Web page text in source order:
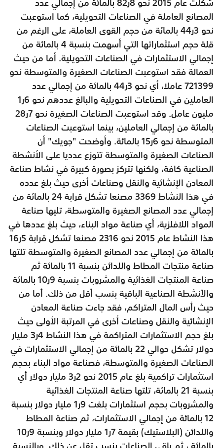
المصانع العاملة في الصناعات التحويلية، كما استوعبت
نحو 3ر44 بالمائة من حجم القوى العاملة، على الرغم من
قلة حجم استثماراتها التي أسهمت بنسبة 4 بالمائة من
إجمالي الاستثمارات في الصناعات التحويلية. أما من حيث
العمالة فقد استوعبت الصناعات الصغيرة والمتوسطة نحو
721399 عاملا، أي نحو 3ر44 بالمائة من إجمالي عدد
العاملين في الصناعات التحويلية والبالغ عددهم نحو 6ر1
مليون عامل. وقد استوعبت الصناعات الصغيرة نحو 7ر28
بالمائة من إجمالي العاملين، بينما استوعبت الصناعات
المتوسطة نحو 6ر15 بالمائة. وأوضحت "جويك" أن
الصناعات الصغيرة والمتوسطة تتوزع عدديا على الأنشطة
الصناعية كافة، ولكنها تتركز بصورة كبيرة في نشاط صناعة
المعادن الإنشائية والنقل وصناعات أخرى حيث بلغ عدده
في هذا النشاط 3369 مصنعا تشكل قرابة 24 بالمائة من
إجمالي عدد المصانع الصغيرة والمتوسطة، تليها صناعة
المواد اللافلزية، أي صناعة مواد البناء، حيث بلغ عددها في
هذا النشاط عام 2015 نحو 2316 مصنعا تشكل قرابة 5ر16
بالمائة من إجمالي عدد المصانع الصغيرة والمتوسطة تلتها
صناعة منتجات المطاط واللدائن بنسبة 11 بالمائة ثم
صناعة المنتجات الغذائية والمشروبات بنسبة 9ر10 بالمائة
والأنشطة الصناعية الباقية بنسب أقل من ذلك. أما من
حيث رأس المال المتراكم، فقد جاءت صناعة المعادن
الإنشائية والنقل وصناعات أخرى في المرتبة الأولى حيث
بلغ حجم الاستثمارات المتراكمة في هذا النشاط 4ر3 مليار
دولار تشكل حوالي 22 بالمائة من إجمالي الاستثمارات في
الصناعات الصغيرة والمتوسطة، فصناعة مواد البناء بحجم
استثمارات تراكمية بلغ عام 2015 نحو 2ر3 مليار دولار أي
بنسبة 21 بالمائة، تلتها صناعة المنتجات الغذائية
والمشروبات بحجم استثمارات بلغت 9ر1 مليار دولار بنسبة
12 بالمائة من إجمالي الاستثمارات، ثم صناعة المطاط
واللدائن (البلاستيك) بقيمة 7ر1 مليار دولار وبنسبة 9ر10